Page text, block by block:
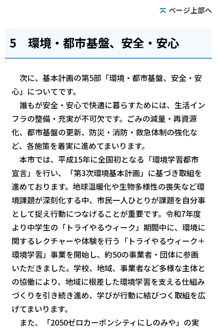
ページ上部へ
5 環境・都市基盤、安全・安心
次に、基本計画の第5部「環境・都市基盤、安全・安
心」についてです。
誰もが安全・安心で快適に暮らすためには、生活イン
フラの整備・充実が不可欠です。ごみの減量・再資源
化、都市基盤の更新、防災・消防・救急体制の強化な
ど、各施策を着実に進めてまいります。
本市では、平成15年に全国初となる「環境学習都市
宣言」を行い、「第3次環境基本計画」に基づき取組を
進めております。地球温暖化や生物多様性の喪失など環
境課題が深刻化する中、市民一人ひとりが課題を自分事
として捉え行動につなげることが重要です。令和7年度
より中学生の「トライやるウィーク」期間中に、環境に
関するレクチャーや体験を行う「トライやるウィーク＋
環境学習」事業を開始し、約50の事業者・団体に参画
いただきました。学校、地域、事業者など多様な主体と
の協働により、地域に根差した環境学習を支える仕組み
づくりを引き続き進め、学びが行動に結びつく取組を広
げてまいります。
また、「2050ゼロカーボンシティにしのみや」の実